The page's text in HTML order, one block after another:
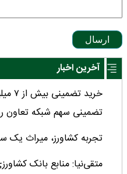
ارسال
آخرین اخبار
خرید
تضمینی سهم شبکه تعاون
تجربه کشاورز، میراث یک
متقی‌نیا: منابع بانک